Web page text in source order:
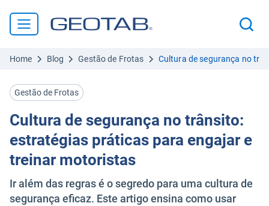
Home Blog Gestão de Frotas Cultura de segurança no
Gestão de Frotas
Cultura de segurança no trânsito:
estratégias práticas para engajar e
treinar motoristas
Ir além das regras é o segredo para uma cultura de
segurança eficaz. Este artigo ensina como usar